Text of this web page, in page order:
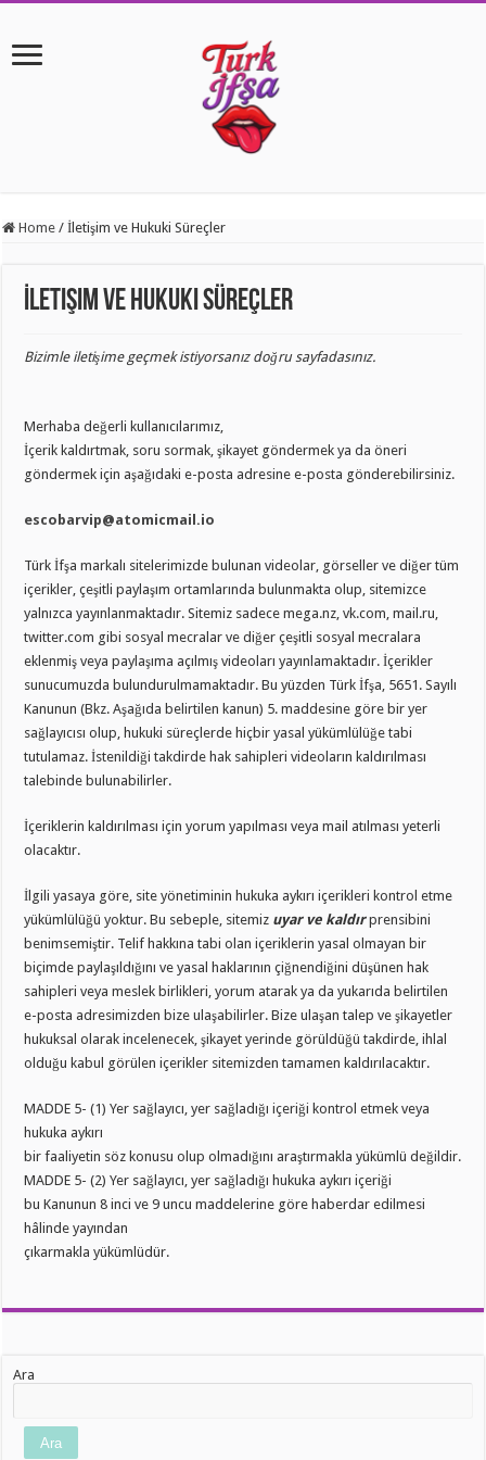
Home / İletişim ve Hukuki Süreçler
İletişim ve Hukuki Süreçler
Bizimle iletişime geçmek istiyorsanız doğru sayfadasınız.
Merhaba değerli kullanıcılarımız,
İçerik kaldırtmak, soru sormak, şikayet göndermek ya da öneri
göndermek için aşağıdaki e-posta adresine e-posta gönderebilirsiniz.
escobarvip@atomicmail.io
Türk İfşa markalı sitelerimizde bulunan videolar, görseller ve diğer tüm
içerikler, çeşitli paylaşım ortamlarında bulunmakta olup, sitemizce
yalnızca yayınlanmaktadır. Sitemiz sadece mega.nz, vk.com, mail.ru,
twitter.com gibi sosyal mecralar ve diğer çeşitli sosyal mecralara
eklenmiş veya paylaşıma açılmış videoları yayınlamaktadır. İçerikler
sunucumuzda bulundurulmamaktadır. Bu yüzden Türk İfşa, 5651. Sayılı
Kanunun (Bkz. Aşağıda belirtilen kanun) 5. maddesine göre bir yer
sağlayıcısı olup, hukuki süreçlerde hiçbir yasal yükümlülüğe tabi
tutulamaz. İstenildiği takdirde hak sahipleri videoların kaldırılması
talebinde bulunabilirler.
İçeriklerin kaldırılması için yorum yapılması veya mail atılması yeterli
olacaktır.
İlgili yasaya göre, site yönetiminin hukuka aykırı içerikleri kontrol etme
yükümlülüğü yoktur. Bu sebeple, sitemiz uyar ve kaldırprensibini
benimsemiştir. Telif hakkına tabi olan içeriklerin yasal olmayan bir
biçimde paylaşıldığını ve yasal haklarının çiğnendiğini düşünen hak
sahipleri veya meslek birlikleri, yorum atarak ya da yukarıda belirtilen
e-posta adresimizden bize ulaşabilirler. Bize ulaşan talep ve şikayetler
hukuksal olarak incelenecek, şikayet yerinde görüldüğü takdirde, ihlal
olduğu kabul görülen içerikler sitemizden tamamen kaldırılacaktır.
MADDE 5- (1) Yer sağlayıcı, yer sağladığı içeriği kontrol etmek veya
hukuka aykırı
bir faaliyetin söz konusu olup olmadığını araştırmakla yükümlü değildir.
MADDE 5- (2) Yer sağlayıcı, yer sağladığı hukuka aykırı içeriği
bu Kanunun 8 inci ve 9 uncu maddelerine göre haberdar edilmesi
hâlinde yayından
çıkarmakla yükümlüdür.
Ara
Ara